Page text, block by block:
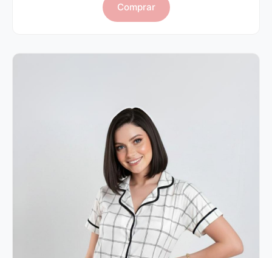
Comprar